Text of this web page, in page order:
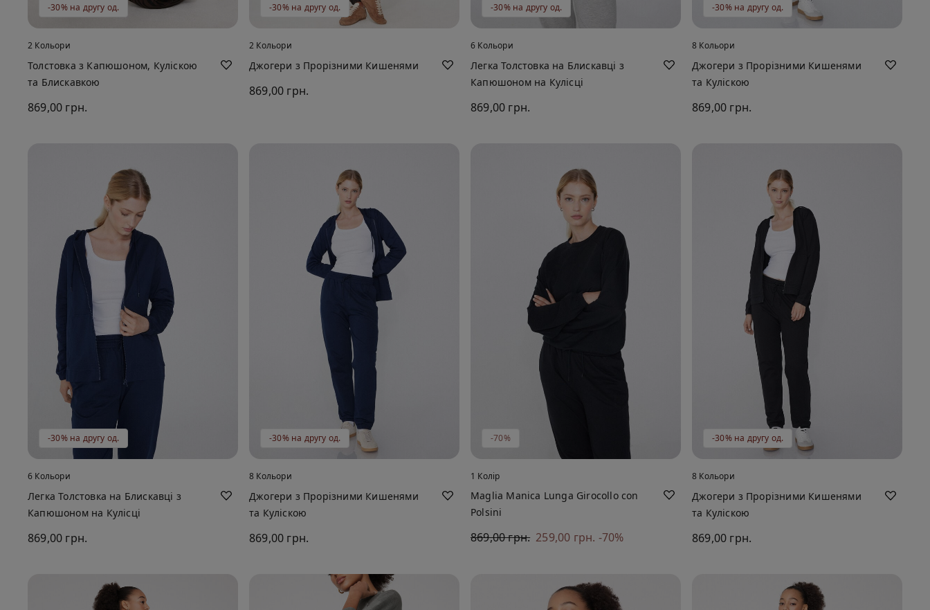
-30% на другу од.
2 Кольори
Толстовка з Капюшоном, Куліскою
та Блискавкою
869,00 грн.
-30% на другу од.
2 Кольори
Джогери з Прорізними Кишенями
869,00 грн.
-30% на другу од.
6 Кольори
Легка Толстовка на Блискавці з
Капюшоном на Кулісці
869,00 грн.
-30% на другу од.
8 Кольори
Джогери з Прорізними Кишенями
та Куліскою
869,00 грн.
-30% на другу од.
6 Кольори
Легка Толстовка на Блискавці з
Капюшоном на Кулісці
869,00 грн.
-30% на другу од.
8 Кольори
Джогери з Прорізними Кишенями
та Куліскою
869,00 грн.
-70%
1 Колір
Maglia Manica Lunga Girocollo con
Polsini
869,00 грн. 259,00 грн. -70%
-30% на другу од.
8 Кольори
Джогери з Прорізними Кишенями
та Куліскою
869,00 грн.